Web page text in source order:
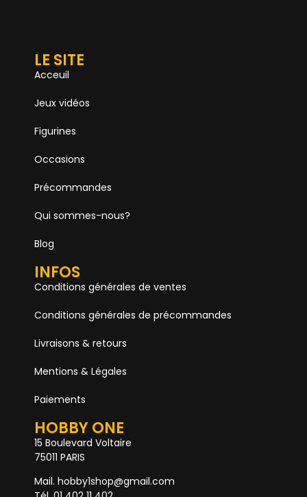
LE SITE
Acceuil
Jeux vidéos
Figurines
Occasions
Précommandes
Qui sommes-nous?
Blog
INFOS
Conditions générales de ventes
Conditions générales de précommandes
Livraisons & retours
Mentions & Légales
Paiements
HOBBY ONE
15 Boulevard Voltaire
75011 PARIS
Mail. hobby1shop@gmail.com